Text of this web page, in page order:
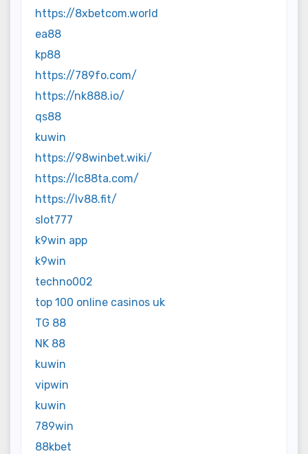
https://8xbetcom.world
ea88
kp88
https://789fo.com/
https://nk888.io/
qs88
kuwin
https://98winbet.wiki/
https://lc88ta.com/
https://lv88.fit/
slot777
k9win app
k9win
techno002
top 100 online casinos uk
TG 88
NK 88
kuwin
vipwin
kuwin
789win
88kbet